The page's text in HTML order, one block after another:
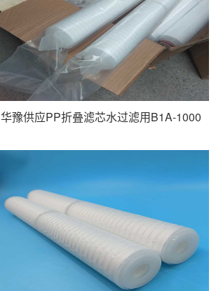
华豫供应PP折叠滤芯水过滤用B1A-1000